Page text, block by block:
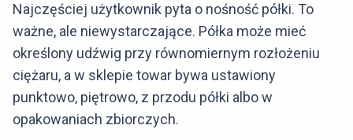
Najczęściej użytkownik pyta o nośność półki. To
ważne, ale niewystarczające. Półka może mieć
określony udźwig przy równomiernym rozłożeniu
ciężaru, a w sklepie towar bywa ustawiony
punktowo, piętrowo, z przodu półki albo w
opakowaniach zbiorczych.